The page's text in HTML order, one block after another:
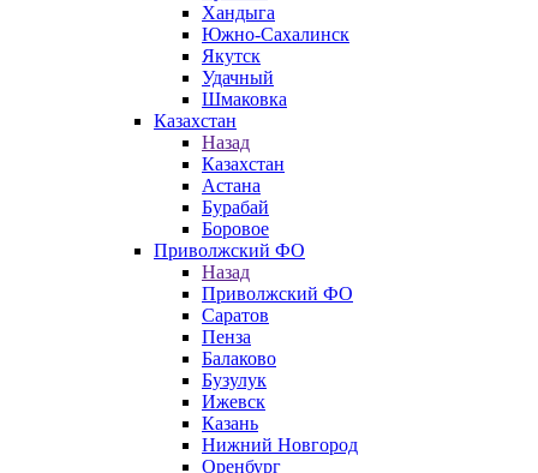
Хандыга
Южно-Сахалинск
Якутск
Удачный
Шмаковка
Казахстан
Назад
Казахстан
Астана
Бурабай
Боровое
Приволжский ФО
Назад
Приволжский ФО
Саратов
Пенза
Балаково
Бузулук
Ижевск
Казань
Нижний Новгород
Оренбург